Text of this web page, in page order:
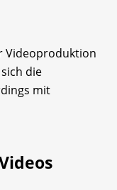
Videoproduktion
die
mit